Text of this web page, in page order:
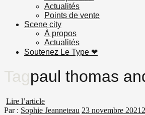
Actualités
Points de vente
Scene city
À propos
Actualités
Soutenez Le Type ❤︎
Tagpaul thomas
Lire l’article
Par : Sophie Jeanneteau 23 novembre 2021